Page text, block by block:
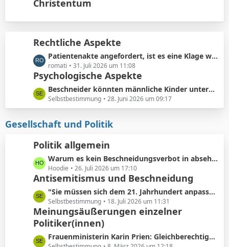
e
t
ä
g
e
t
i
t
r
ä
g
e
Christentum
Rechtliche Aspekte
L
e
t
z
t
e
e
t
r
ä
g
e
Patientenakte angefordert, ist es eine Klage wert?
romati 31. Juli 2026 um 11:08
Psychologische Aspekte
L
e
t
t
e
B
e
i
t
r
ä
g
e
Beschneider könnten männliche Kinder unterbewusst als ihre künftigen Konkurrenten bei der Partnersuche wahrnehmen.
Selbstbestimmung 28. Juni 2026 um 09:17
Gesellschaft und Politik
Politik allgemein
L
e
t
z
t
e
B
e
i
Warum es kein Beschneidungsverbot in absehbarer Zukunft geben wird: Vermeidung von Schmerzensgeld.
Hoodie 26. Juli 2026 um 17:10
Antisemitismus und Beschneidung
L
e
t
z
e
"Sie müssen sich dem 21. Jahrhundert anpassen"
Selbstbestimmung 18. Juli 2026 um 11:31
Meinungsäußerungen einzelner
Politiker(innen)
L
Frauenministerin Karin Prien: Gleichberechtigung sei ..kein nettes Zugeständnis ..sondern ein Verfassungsauftrag